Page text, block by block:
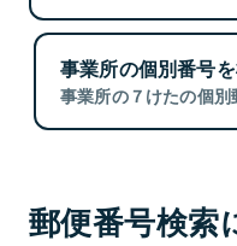
事業所の個別番号
事業所の７けたの個別
郵便番号検索